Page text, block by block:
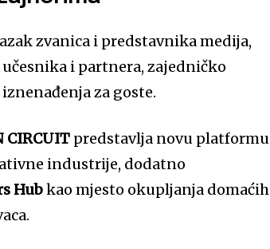
zvanica i predstavnika medija,
i partnera, zajedničko
za goste.
CIRCUIT predstavlja novu platformu
industrije, dodatno
Hubkao mjesto okupljanja domaćih